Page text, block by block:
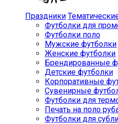
Праздники
Футболки для
Футболки поло
Мужские футболки
Женские футболки
Брендированные
Детские футболки
Корпоративные
Сувенирные
Футболки для
Печать на поло
Футболки для